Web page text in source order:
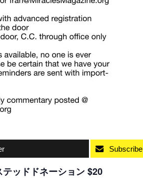
Subscribe
ッドドネーション $20